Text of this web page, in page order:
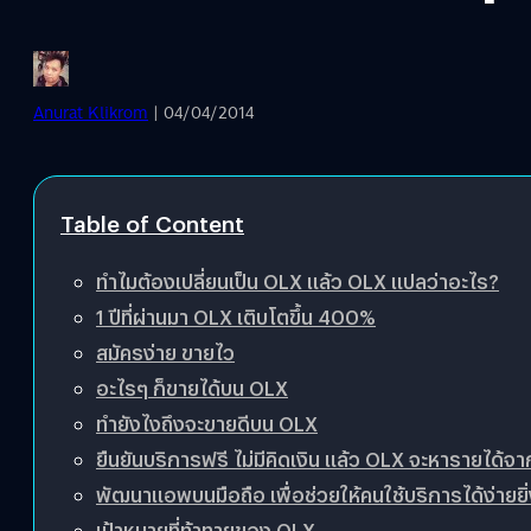
Anurat Klikrom | 04/04/2014
Table of Content
ทำไมต้องเปลี่ยนเป็น OLX แล้ว OLX แปลว่าอะไร?
1 ปีที่ผ่านมา OLX เติบโตขึ้น 400%
สมัครง่าย ขายไว
อะไรๆ ก็ขายได้บน OLX
ทำยังไงถึงจะขายดีบน OLX
ยืนยันบริการฟรี ไม่มีคิดเงิน แล้ว OLX จะหารายได้จา
พัฒนาแอพบนมือถือ เพื่อช่วยให้คนใช้บริการได้ง่าย